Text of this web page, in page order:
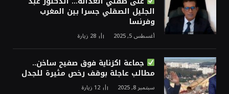
الجليل الصقلي جسرا بين المغرب
وفرنسا
أغسطس 5, 2025 28 زيارة
جماعة اكزناية فوق صفيح ساخن..
مطالب عاجلة بوقف رخص مثيرة للجدل
سبتمبر 8, 2025 12 زيارة